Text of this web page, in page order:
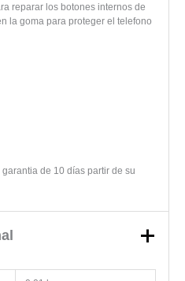
reparar los botones internos de
la goma para proteger el telefono
de 10 días partir de su